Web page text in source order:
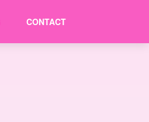
CONTACT